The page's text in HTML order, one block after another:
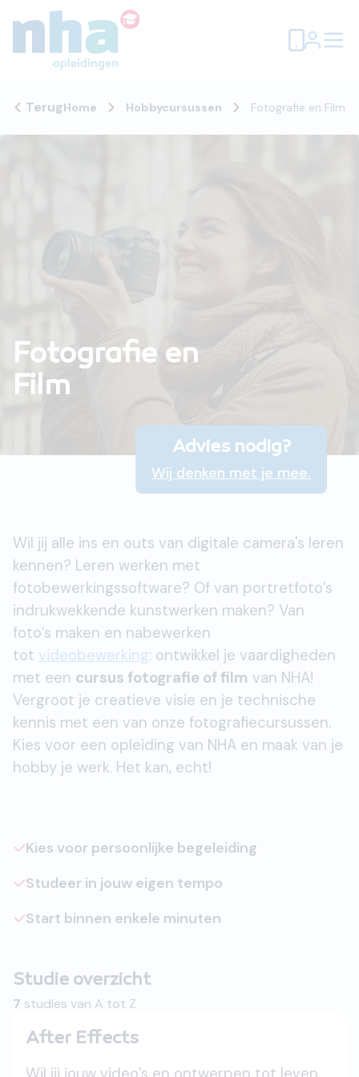
TerugHome Hobbycursussen Fotografie en Film
Fotografie en
Film
Advies nodig?
Wij denken met je mee.
Wil jij alle ins en outs van digitale camera's leren
kennen? Leren werken met
fotobewerkingssoftware? Of van portretfoto’s
indrukwekkende kunstwerken maken? Van
foto’s maken en nabewerken
tot videobewerking: ontwikkel je vaardigheden
met een cursus fotografie of film van NHA!
Vergroot je creatieve visie en je technische
kennis met een van onze fotografiecursussen.
Kies voor een opleiding van NHA en maak van je
hobby je werk. Het kan, echt!
Kies voor persoonlijke begeleiding
Studeer in jouw eigen tempo
Start binnen enkele minuten
Studie overzicht
7 studies van A tot Z
After Effects